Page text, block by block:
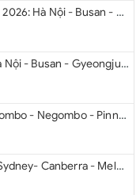
Du Lịch Hàn Quốc Mùa Hè 2026: Hà Nội - Busan - Gyeongju - Seoul - Đảo Nami - Tàu Điện Ven Biển Haeundae - Cầu Kính Oryukdo - Làng Văn Hóa Huinnyeoul
Du lịch Hàn Quốc 2026: Hà Nội - Busan - Gyeongju - Seoul - Đảo Nami - Tàu Điện Ven Biển Haeundae - Cỏ Hồng Muhly - Làng Văn Hóa Huinnyeoul
Du lịch Sri Lanka 2026: Colombo - Negombo - Pinnawala - Kandy - Kalutara - Nuwara - Eliya
Du Lịch Úc 2026: Hà Nội - Sydney- Canberra - Melbourne - Hà Nội